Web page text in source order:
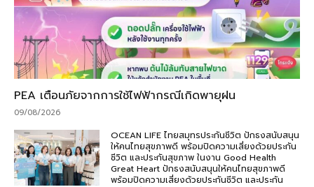
PEA เตือนภัยจากการใช้ไฟฟ้ากรณีเกิดพายุฝน
09/08/2026
OCEAN LIFE ไทยสมุทรประกันชีวิต ปักธงสนับสนุน
ให้คนไทยสุขภาพดี พร้อมปิดความเสี่ยงด้วยประกัน
ชีวิต และประกันสุขภาพ ในงาน Good Health
Great Heart ปักธงสนับสนุนให้คนไทยสุขภาพดี
พร้อมปิดความเสี่ยงด้วยประกันชีวิต และประกัน